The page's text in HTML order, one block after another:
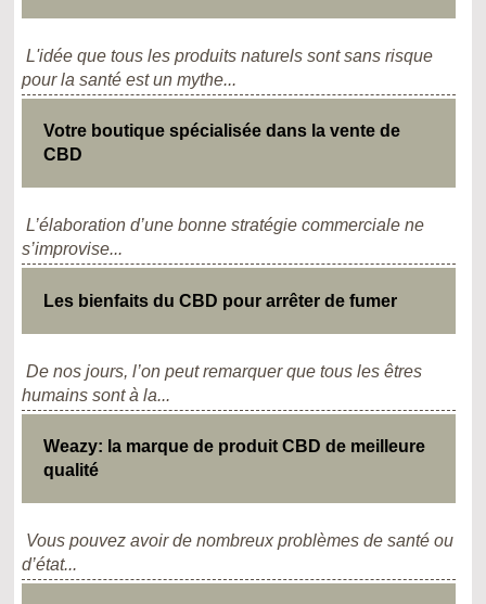
L'idée que tous les produits naturels sont sans risque
pour la santé est un mythe...
Votre boutique spécialisée dans la vente de
CBD
L’élaboration d’une bonne stratégie commerciale ne
s’improvise...
Les bienfaits du CBD pour arrêter de fumer
De nos jours, l’on peut remarquer que tous les êtres
humains sont à la...
Weazy: la marque de produit CBD de meilleure
qualité
Vous pouvez avoir de nombreux problèmes de santé ou
d’état...